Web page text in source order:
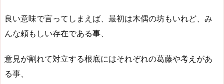
良い意味で言ってしまえば、最初は木偶の坊もいれど、み
んな頼もしい存在である事、
意見が割れて対立する根底にはそれぞれの葛藤や考えがあ
る事、